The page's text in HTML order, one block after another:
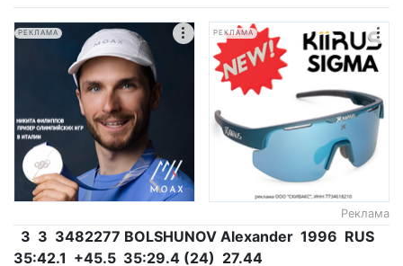
РЕКЛАМА РЕКЛАМА
Реклама
3 3 3482277 BOLSHUNOV Alexander 1996 RUS
35:42.1 +45.5 35:29.4 (24) 27.44